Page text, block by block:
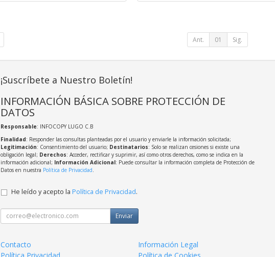
Ant. 01 Sig.
¡Suscríbete a Nuestro Boletín!
INFORMACIÓN BÁSICA SOBRE PROTECCIÓN DE
DATOS
Responsable: INFOCOPY LUGO C.B
Finalidad: Responder las consultas planteadas por el usuario y enviarle la información solicitada;
Legitimación: Consentimiento del usuario; Destinatarios: Solo se realizan cesiones si existe una
obligación legal; Derechos: Acceder, rectificar y suprimir, así como otros derechos, como se indica en la
información adicional; Información Adicional: Puede consultar la información completa de Protección de
Datos en nuestra Política de Privacidad.
He leído y acepto la Política de Privacidad.
Enviar
Contacto
Información Legal